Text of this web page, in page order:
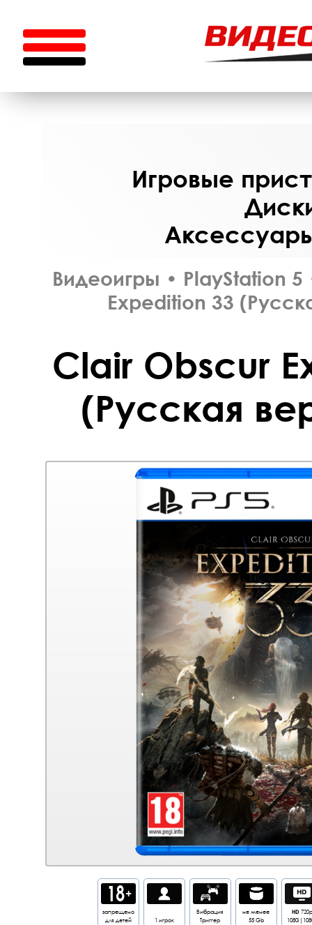
Игровые
Видеоигры • PlayStation 5
Expedition 33
Clair Obscur
(Русская
запрещено
для детей
1 игрок
Вибрация
Триггер
не менее
55 Gb
HD720p